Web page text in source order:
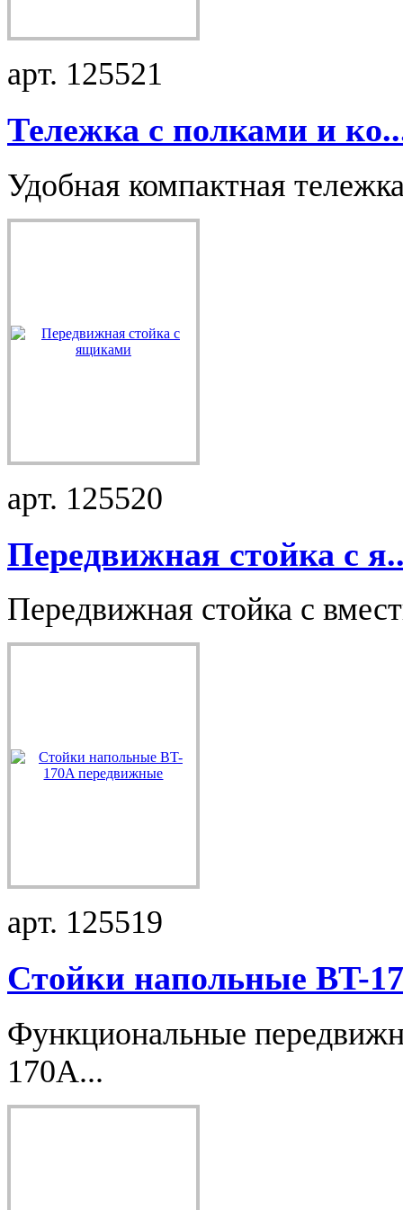
арт. 125521
Тележка с полками и
Удобная компактная
арт. 125520
Передвижная стойка с
Передвижная стойка с
арт. 125519
Стойки напольные BT-
Функциональные
170A...